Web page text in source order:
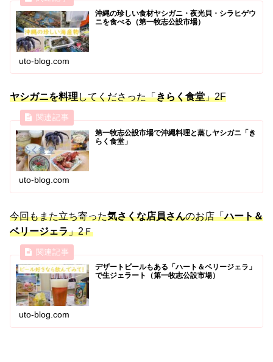
沖縄の珍しい食材ヤシガニ・夜光貝・シラヒゲウ
ニを食べる（第一牧志公設市場）
uto-blog.com
ヤシガニを料理してくださった「きらく食堂」2F
第一牧志公設市場で沖縄料理と蒸しヤシガニ「き
らく食堂」
uto-blog.com
今回もまた立ち寄った気さくな店員さんのお店「ハート＆
ベリージェラ」2Ｆ
デザートビールもある「ハート＆ベリージェラ」
で生ジェラート（第一牧志公設市場）
uto-blog.com